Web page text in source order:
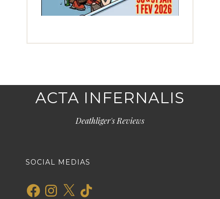
ACTA INFERNALIS
Deathliger's Reviews
SOCIAL MEDIAS
FacebookInstagram
X TikTok